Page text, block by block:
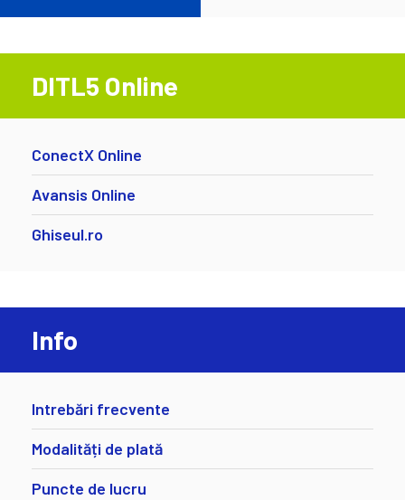
DITL5 Online
ConectX Online
Avansis Online
Ghiseul.ro
Info
Intrebări frecvente
Modalități de plată
Puncte de lucru